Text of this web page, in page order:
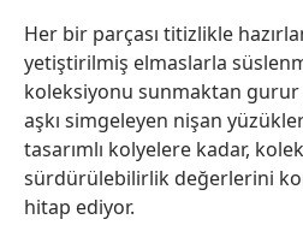
Her bir parçası titizlikle
yetiştirilmiş elmaslarla
koleksiyonu sunmaktan
aşkı simgeleyen nişan
tasarımlı kolyelere kadar,
sürdürülebilirlik değerlerini
hitap ediyor.